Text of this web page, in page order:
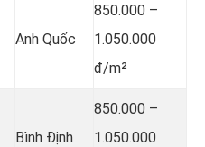
Anh Quốc
850.000 –
1.050.000
đ/m²
Bình Định
850.000 –
1.050.000